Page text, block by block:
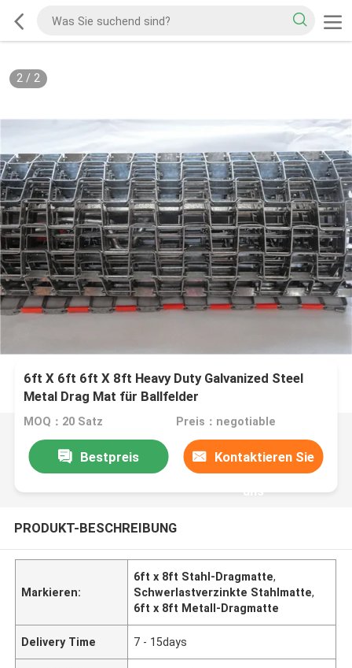
2/ 2
6ft X 6ft 6ft X 8ft Heavy Duty Galvanized Steel
Metal Drag Mat für Ballfelder
MOQ：20 Satz Preis：negotiable
Bestpreis Kontaktieren Sie
uns
PRODUKT-BESCHREIBUNG
Markieren:
6ft x 8ft Stahl-Dragmatte,
Schwerlastverzinkte Stahlmatte,
6ft x 8ft Metall-Dragmatte
Delivery Time 7 - 15days